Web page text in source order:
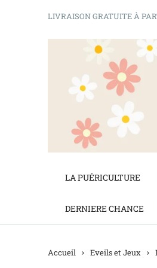
LIVRAISON GRATUITE À
LA PUÉRICULTURE
DERNIERE CHANCE
Accueil Eveils et Jeux